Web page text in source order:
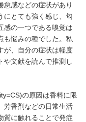
怠感などの症状があり
にとても強く感じ、匂
感の一つである嗅覚は
も悩みの種でした。私
が、自分の症状は軽度
や文献を読んで推測し
の原因は香料に限
芳香剤などの日常生活
質に触れることで発症